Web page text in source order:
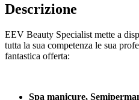
Descrizione
EEV Beauty Specialist mette a
tutta la sua competenza le sua
fantastica offerta:
Spa manicure,